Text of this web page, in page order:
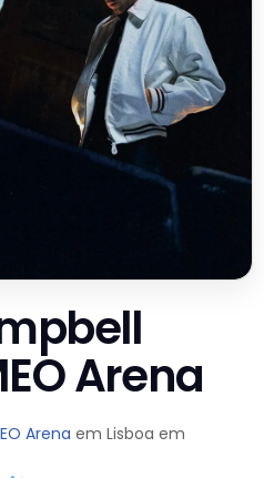
Arena
Arena em Lisboa em